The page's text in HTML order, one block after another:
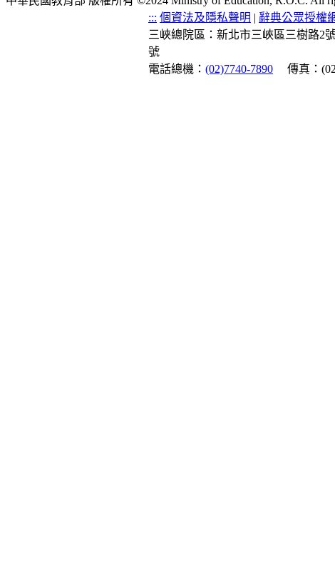
::: 個資法及隱私聲明 | 辭典公眾授權
三峽總院區：新北市三峽區三樹路2
號
電話總機： (02)7740-7890 傳真：